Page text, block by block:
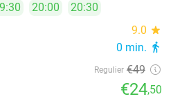
20:00
20:30
9.0 star
0 min. directions_walk
Regulier €49
€24,50